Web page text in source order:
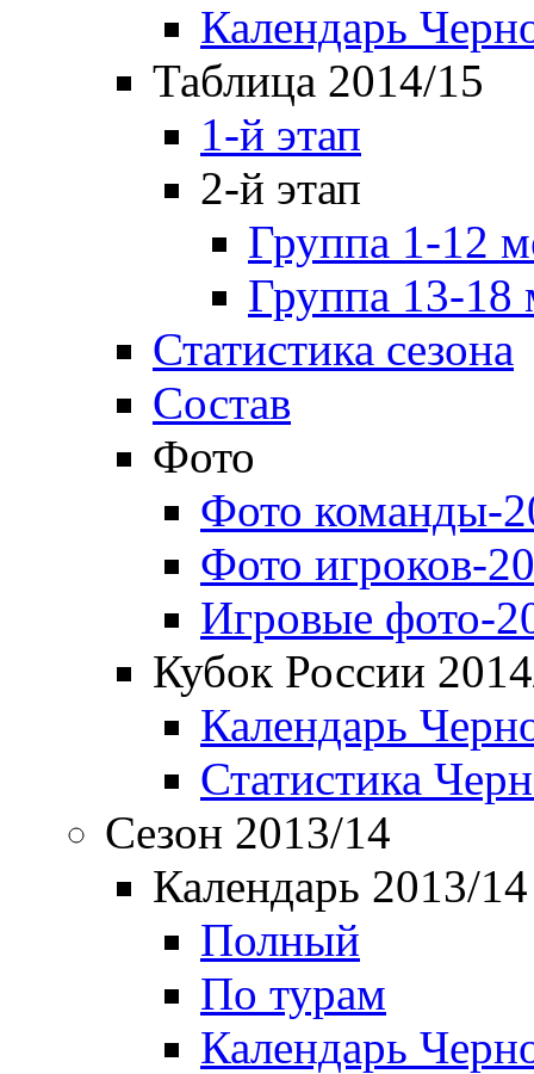
Календарь
Таблица 2014/15
1-й этап
2-й этап
Группа 1-12
Группа 13-18
Статистика сезона
Состав
Фото
Фото команды-
Фото игроков-
Игровые фото-
Кубок России
Календарь
Статистика
Сезон 2013/14
Календарь 2013/14
Полный
По турам
Календарь